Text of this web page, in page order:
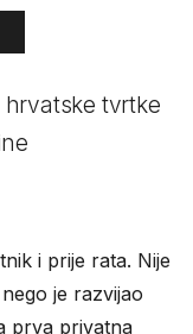
hrvatske tvrtke
i prije rata. Nije
je razvijao
prva privatna